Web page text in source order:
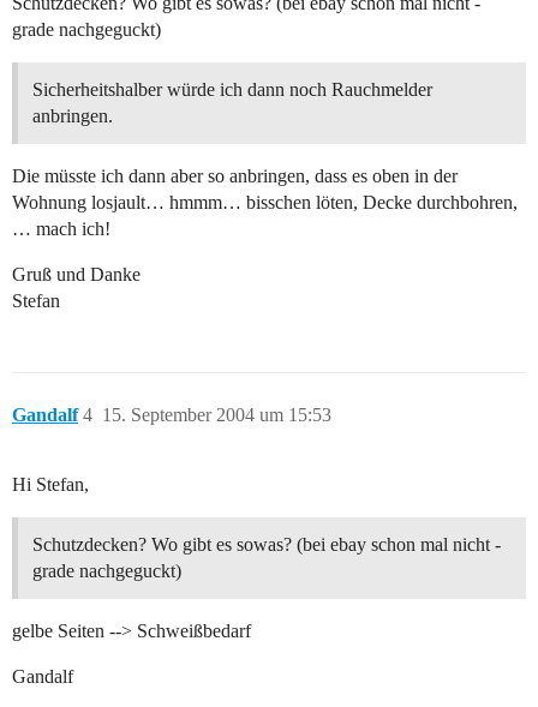
grade nachgeguckt)
Sicherheitshalber würde ich dann noch Rauchmelder
anbringen.
Die müsste ich dann aber so anbringen, dass es oben in der
Wohnung losjault… hmmm… bisschen löten, Decke durchbohren,
… mach ich!
Gruß und Danke
Stefan
Gandalf 15. September 2004 um 15:53
4
Hi Stefan,
Schutzdecken? Wo gibt es sowas? (bei ebay schon mal nicht -
grade nachgeguckt)
gelbe Seiten --> Schweißbedarf
Gandalf